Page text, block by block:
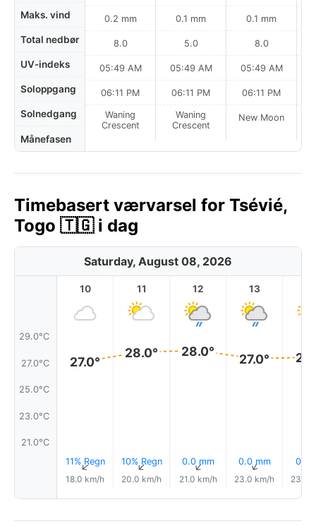
Maks. vind
Total nedbør
UV-indeks
Soloppgang
Solnedgang
Månefasen
0.2 mm
8.0
05:49 AM
06:11 PM
Waning
Crescent
0.1 mm
5.0
05:49 AM
06:11 PM
Waning
Crescent
0.1 mm
8.0
05:49 AM
06:11 PM
New Moon
Timebasert værvarsel for Tsévié,
Togo 🇹🇬 i dag
Saturday, August 08, 2026
29.0°C
27.0°C
25.0°C
23.0°C
21.0°C
10
27.0°
11% Regn
↑
18.0 km/h
11
28.0°
10% Regn
↑
20.0 km/h
12
28.0°
0.0 mm
↑
21.0 km/h
13
27.0°
0.0 mm
↑
23.0 km/h
0.1
23.0